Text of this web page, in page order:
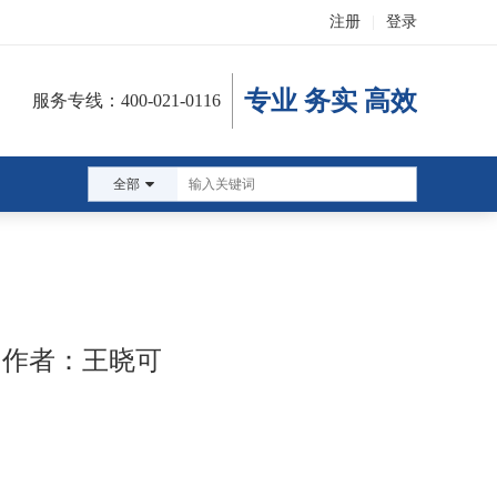
注册 登录
服务专线：400-021-0116 专业 务实 高效
全部
者：王晓可